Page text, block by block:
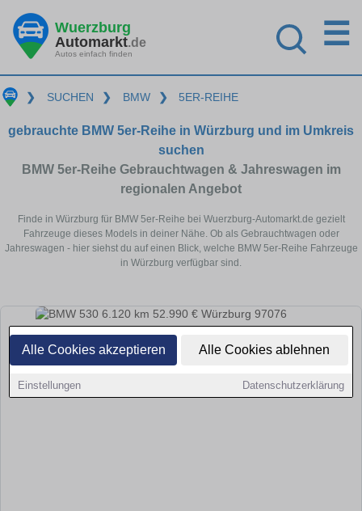
Alle Cookies akzeptieren Alle Cookies ablehnen
Einstellungen Datenschutzerklärung
Wuerzburg
Automarkt.de
Autos einfach finden
☰
❯ SUCHEN ❯ BMW ❯ 5ER-REIHE
gebrauchte BMW 5er-Reihe in Würzburg und im Umkreis
suchen
BMW 5er-Reihe Gebrauchtwagen & Jahreswagen im
regionalen Angebot
Finde in Würzburg für BMW 5er-Reihe bei Wuerzburg-Automarkt.de gezielt
Fahrzeuge dieses Models in deiner Nähe. Ob als Gebrauchtwagen oder
Jahreswagen - hier siehst du auf einen Blick, welche BMW 5er-Reihe Fahrzeuge
in Würzburg verfügbar sind.